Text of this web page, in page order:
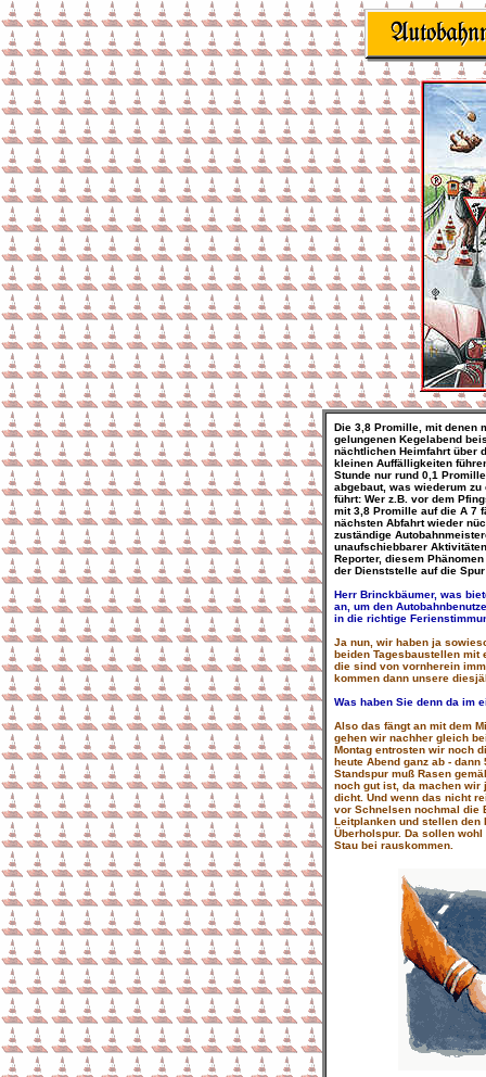
Die 3,8 Promille, mit denen
gelungenen Kegelabend
nächtlichen Heimfahrt über
kleinen Auffälligkeiten
Stunde nur rund 0,1
abgebaut, was wiederum
führt: Wer z.B. vor dem
mit 3,8 Promille auf die A 7
nächsten Abfahrt wieder
zuständige
unaufschiebbarer
Reporter, diesem
der Dienststelle auf die
Herr Brinckbäumer, was
an, um den
in die richtige
Ja nun, wir haben ja
beiden Tagesbaustellen mit
die sind von vornherein
kommen dann unsere
Was haben Sie denn da im
Also das fängt an mit dem
gehen wir nachher gleich
Montag entrosten wir noch
heute Abend ganz ab -
Standspur muß Rasen
noch gut ist, da machen wir
dicht. Und wenn das nicht
vor Schnelsen nochmal die
Leitplanken und stellen den
Überholspur. Da sollen
Stau bei rauskommen.